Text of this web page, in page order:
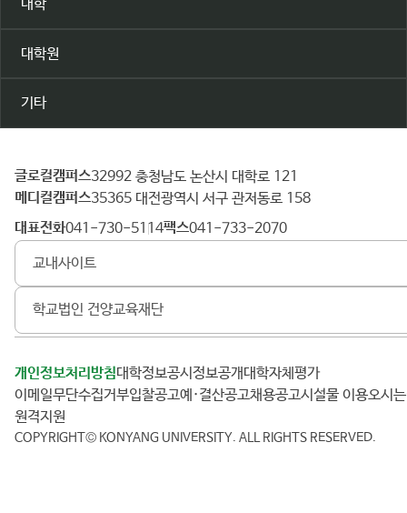
대학
대학원
기타
건
양
대
학
글로컬캠퍼스 32992 충청남도 논산시 대학로 121
메디컬캠퍼스 35365 대전광역시 서구 관저동로 158
대표전화 041-730-5114 팩스 041-733-2070
교내사이트
학교법인 건양교육재단
개인정보처리방침 대학정보공시 정보공개
대학자체평가
이메일무단수집거부
입찰공고 예·결산공고 채용공고 시설물 이용
오시
원격지원
COPYRIGHT© KONYANG UNIVERSITY. ALL RIGHTS RESERVED.